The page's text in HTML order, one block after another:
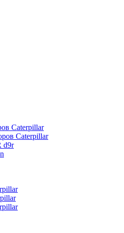
Caterpillar
Caterpillar
d9r